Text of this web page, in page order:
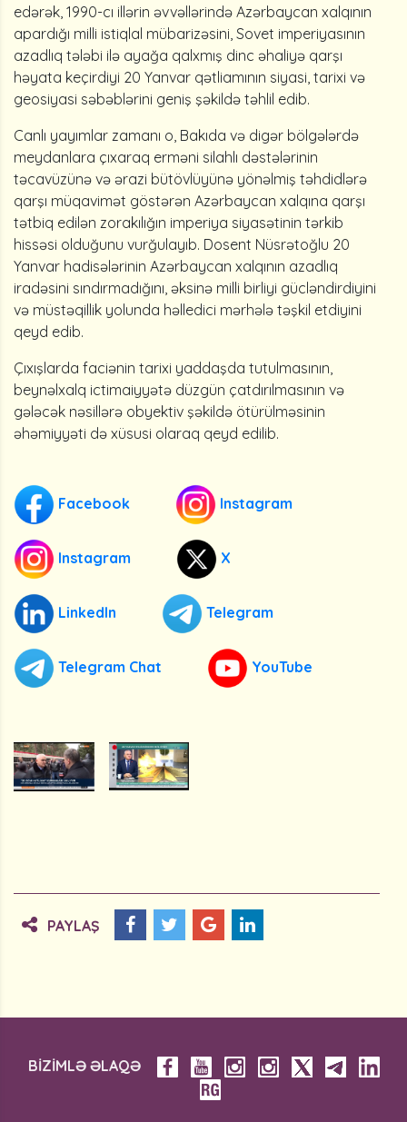
edərək, 1990-cı illərin əvvəllərində Azərbaycan xalqının
apardığı milli istiqlal mübarizəsini, Sovet imperiyasının
azadlıq tələbi ilə ayağa qalxmış dinc əhaliyə qarşı
həyata keçirdiyi 20 Yanvar qətliamının siyasi, tarixi və
geosiyasi səbəblərini geniş şəkildə təhlil edib.
Canlı yayımlar zamanı o, Bakıda və digər bölgələrdə
meydanlara çıxaraq erməni silahlı dəstələrinin
təcavüzünə və ərazi bütövlüyünə yönəlmiş təhdidlərə
qarşı müqavimət göstərən Azərbaycan xalqına qarşı
tətbiq edilən zorakılığın imperiya siyasətinin tərkib
hissəsi olduğunu vurğulayıb. Dosent Nüsrətoğlu 20
Yanvar hadisələrinin Azərbaycan xalqının azadlıq
iradəsini sındırmadığını, əksinə milli birliyi gücləndirdiyini
və müstəqillik yolunda həlledici mərhələ təşkil etdiyini
qeyd edib.
Çıxışlarda faciənin tarixi yaddaşda tutulmasının,
beynəlxalq ictimaiyyətə düzgün çatdırılmasının və
gələcək nəsillərə obyektiv şəkildə ötürülməsinin
əhəmiyyəti də xüsusi olaraq qeyd edilib.
Facebook Instagram
Instagram X
LinkedIn Telegram
Telegram Chat YouTube
PAYLAŞ
BİZİMLƏ ƏLAQƏ